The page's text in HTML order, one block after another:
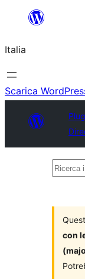
contenuto
Italia
Scarica
Ricerca
con